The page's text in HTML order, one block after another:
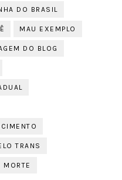
DO BRASIL
MAU EXEMPLO
DO BLOG
TRANS
MORTE